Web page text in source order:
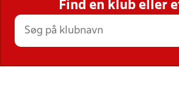
STILLINGER, RESULTATER,
HOLD
Find en klub eller